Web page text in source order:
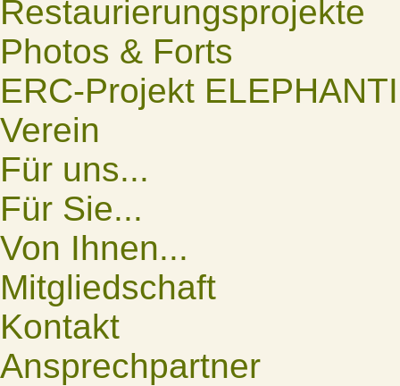
Restaurierungsprojekte
Photos & Forts
ERC-Projekt
Verein
Für uns...
Für Sie...
Von Ihnen...
Mitgliedschaft
Kontakt
Ansprechpartner